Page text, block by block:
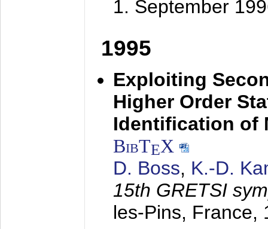
1. September
1995
Exploiting
Higher Order
Identification of
BibTEX
D. Boss, K.-D.
15th GRETSI
les-Pins, France,